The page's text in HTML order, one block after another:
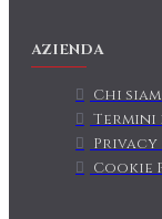
AZIENDA
Chi
Cookie